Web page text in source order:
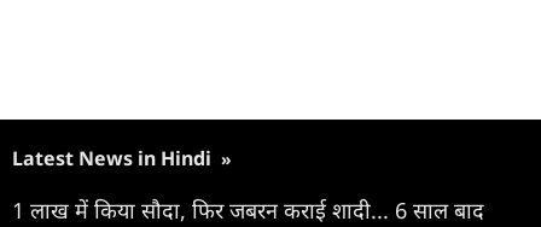
Latest News in Hindi »
1 लाख में किया सौदा, फिर जबरन कराई शादी... 6 साल बाद